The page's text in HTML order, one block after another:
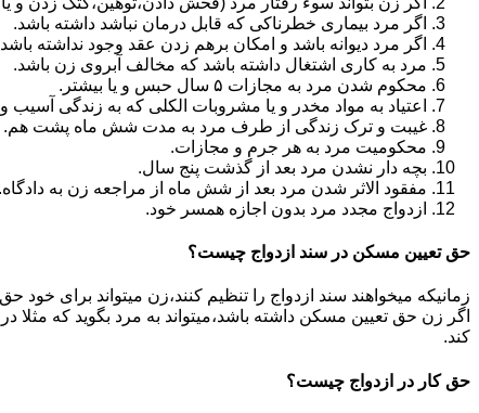
اگر مرد بیماری خطرناکی که قابل درمان نباشد داشته باشد.
اگر مرد دیوانه باشد و امکان برهم زدن عقد وجود نداشته
مرد به کاری اشتغال داشته باشد که مخالف آبروی زن باشد.
محکوم شدن مرد به مجازات ۵ سال حبس و یا بیشتر.
اعتیاد به مواد مخدر و یا مشروبات الکلی که به زندگی آسیب
غیبت و ترک زندگی از طرف مرد به مدت شش ماه پشت هم.
محکومیت مرد به هر جرم و مجازات.
بچه دار نشدن مرد بعد از گذشت پنج سال.
مفقود الاثر شدن مرد بعد از شش ماه از مراجعه زن به دادگاه.
ازدواج مجدد مرد بدون اجازه همسر خود.
حق تعیین مسکن در سند ازدواج چیست؟
زمانیکه میخواهند سند ازدواج را تنظیم کنند،زن میتواند برای خود
اگر زن حق تعیین مسکن داشته باشد،میتواند به مرد بگوید که مثلا
کند.
حق کار در ازدواج چیست؟